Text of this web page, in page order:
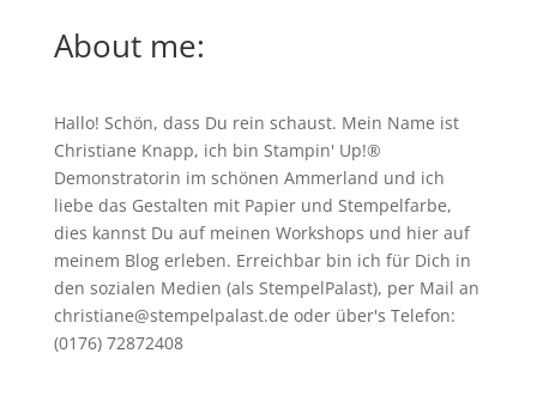
About me:
Hallo! Schön, dass Du rein schaust. Mein Name ist
Christiane Knapp, ich bin Stampin' Up!®
Demonstratorin im schönen Ammerland und ich
liebe das Gestalten mit Papier und Stempelfarbe,
dies kannst Du auf meinen Workshops und hier auf
meinem Blog erleben. Erreichbar bin ich für Dich in
den sozialen Medien (als StempelPalast), per Mail an
christiane@stempelpalast.de oder über's Telefon:
(0176) 72872408